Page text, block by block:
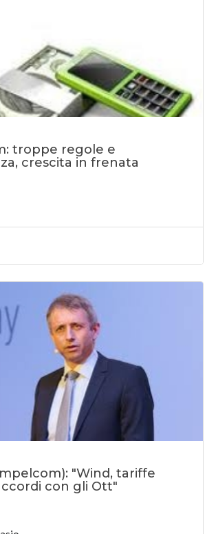
troppe regole e
crescita in frenata
"Wind, tariffe
con gli Ott"